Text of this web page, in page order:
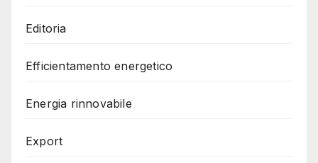
Editoria
Efficientamento energetico
Energia rinnovabile
Export